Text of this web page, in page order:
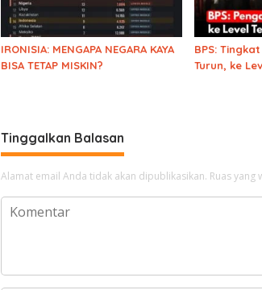
IRONISIA: MENGAPA NEGARA KAYA
BISA TETAP MISKIN?
BPS:
Turun, ke
Tinggalkan Balasan
Alamat email Anda tidak akan dipublikasikan. Ruas yang